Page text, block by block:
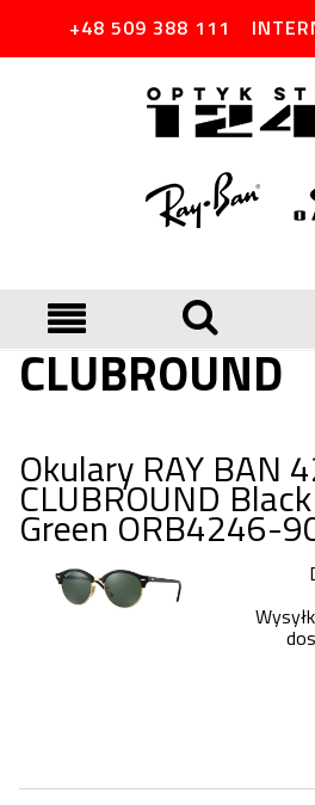
+48 509 388 111
CLUBROUND
Okulary RAY BAN
CLUBROUND
Green ORB4246-